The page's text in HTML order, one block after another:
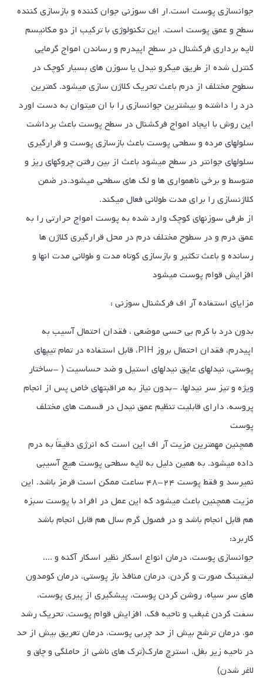
جوانسازی پوست است.ار اف سوزنی جوان کننده و بازسازی کننده
سطح و عمق پوست است. این تکنولوژی با ترکیب از دو مکانیسم
لایه برداری فرکشنال در سطح اپیدرم و رساندن امواج گرمایی
کنترل شده از طریق میکرو نیدل یا سوزن های بسیار کوچک در
سطوح مختلف از درم باعث تحریک کلاژن سازی میشود. کمترین
درد را داشته و بیشترین جوانسازی را با ان میتوان به دست اورد
این روش با ایجاد امواج فرکشنال در سطح پوست باعث برداشت
سلولهای مرده و سطحی پوست باعث بازسازی پوست و قرارگیری
سلولهای جوانتر در سطح میشود باعث از بین رفتن چروکهای ریز و
متوسط و برخی ناهمواری ها و لک های سطحی میشود.در ضمن
کلاژنسازی را برای مدت طولانی فعال میکند.
از طرفی سوزنهای کوچک وارد شده به پوست امواج حرارتی را به
عمق درم و در سطوح مختلف درم در محل قرارگیری کلاژن ها
رسانده و باعث تکثیر و بازسازی کوتاه مدت و طولانی مدت انها و
افزایش قوام پوست میشود
مزایای استفاده آر اف فرکشنال سوزنی :
بدون درد با کرم بی حسی موضعی ، فقدان احتمال آسیب به
اپیدرم، فقدان احتمال بروز PIH، قابل استفاده در تمام تیپهای
پوستی، نیدلهای عایق نیدلهای استیل و ضد حساسیت ( -ساختار
ویژه و تیز سر نیدلها، -بدون نیاز به مراقبتهای خاص پس از انجام
پروسه، دارای قابلیت تنظیم عمق نیدل در قسمت های مختلف
پوست
همچنین مهمترین مزیت آر اف این است که انرژی دقیقاً به درم
داده میشود. به همین دلیل به لایه سطحی پوست هیچ آسیبی
نمیرسد و فقط پوست ۲۴-۴۸ ساعت ممکن است قرمز باشد. این
مزیت همچنین باعث میشود که این عمل در افراد با پوست سبزه
هم قابل انجام باشد و در فصول گرم سال هم قابل انجام باشد
کاربرد:
جوانسازی پوست، درمان انواع اسکار نظیر اسکار آکنه و ...،
لیفتینگ صورت و گردن، درمان منافذ باز پوستی، درمان کومدون
های سر سیاه، روشن کردن پوست، پیشگیری از پیری پوست،
سفت کردن غبغب و ناحیه فک، افزایش قوام پوست، تحریک رشد
مو، درمان ترشح بیش از حد چربی پوست، درمان تعریق بیش از حد
در ناحیه زیر بغل، استرچ مارک(ترک های ناشی از حاملگی و چاق و
لاغر شدن)